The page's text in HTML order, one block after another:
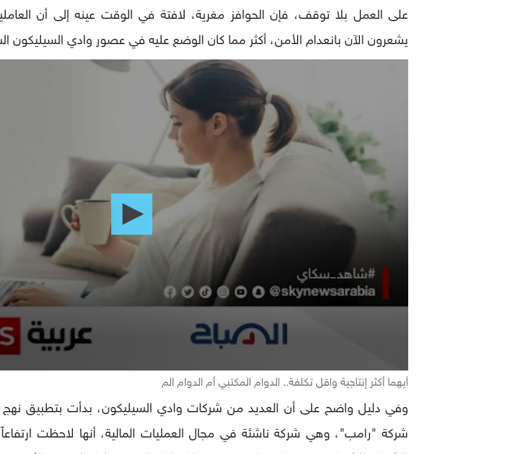
على العمل بلا توقف، فإن الحوافز مغرية، لافتة في الوقت عينه إلى أن
يشعرون الآن بانعدام الأمن، أكثر مما كان الوضع عليه في عصور وادي السيليكون
أيهما أكثر إنتاجية واقل تكلفة.. الدوام المكتبي أم الدوام الم
شركة "رامب"، وهي شركة ناشئة في مجال العمليات المالية، أنها لاحظت